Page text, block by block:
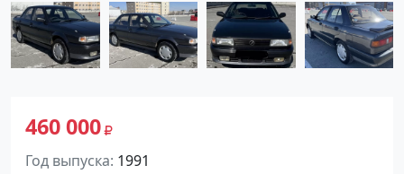
460 000
Год выпуска 1991